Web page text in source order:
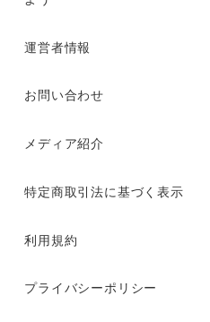
運営者情報
お問い合わせ
メディア紹介
特定商取引法に基づく表示
利用規約
プライバシーポリシー